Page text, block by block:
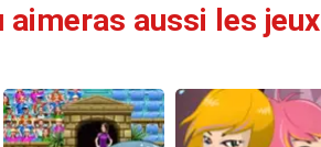
aimeras aussi les jeux